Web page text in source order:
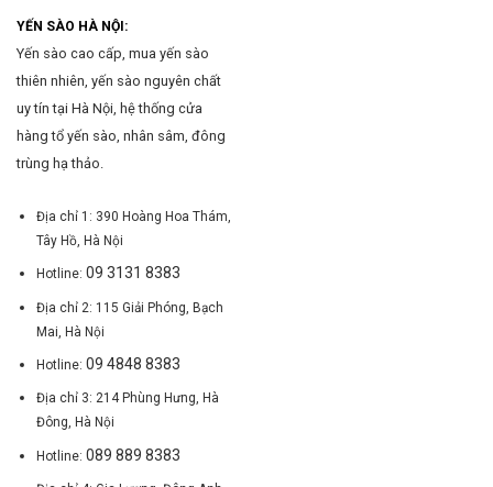
YẾN SÀO HÀ NỘI:
Yến sào cao cấp, mua yến sào
thiên nhiên, yến sào nguyên chất
uy tín tại Hà Nội, hệ thống cửa
hàng tổ yến sào, nhân sâm, đông
trùng hạ thảo.
Địa chỉ 1: 390 Hoàng Hoa Thám,
Tây Hồ, Hà Nội
Hotline: 09 3131 8383
Địa chỉ 2: 115 Giải Phóng, Bạch
Mai, Hà Nội
Hotline: 09 4848 8383
Địa chỉ 3: 214 Phùng Hưng, Hà
Đông, Hà Nội
Hotline: 089 889 8383